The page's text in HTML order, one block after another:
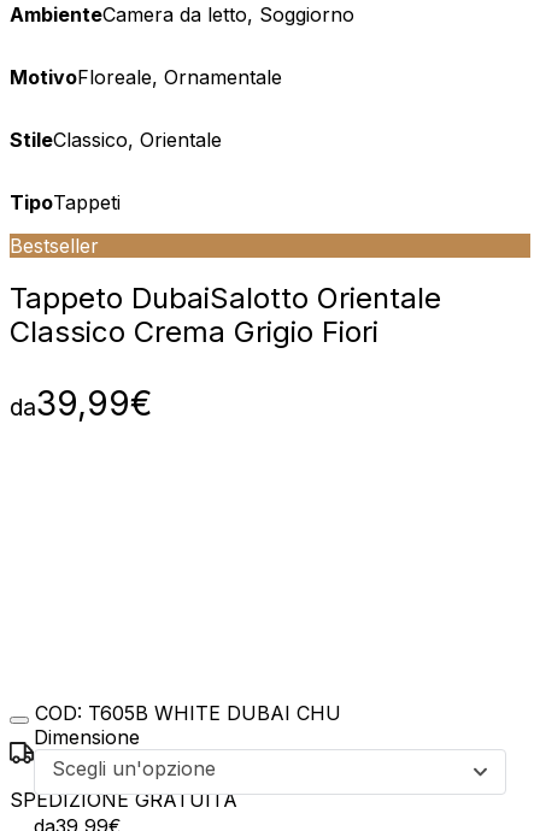
AmbienteCamera da letto, Soggiorno
MotivoFloreale, Ornamentale
StileClassico, Orientale
TipoTappeti
Bestseller
Tappeto DubaiSalotto Orientale
Classico Crema Grigio Fiori
da39,99€
Dimensione
Scegli un'opzione
da39,99€
COD: T605B WHITE DUBAI CHU
SPEDIZIONE GRATUITA